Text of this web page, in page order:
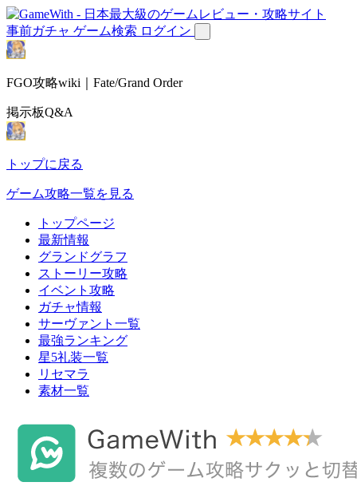
事前ガチャ ゲーム検索 ログイン
FGO攻略wiki｜Fate/Grand Order
掲示板Q&A
トップに戻る
ゲーム攻略一覧を見る
トップページ
最新情報
グランドグラフ
ストーリー攻略
イベント攻略
ガチャ情報
サーヴァント一覧
最強ランキング
星5礼装一覧
リセマラ
素材一覧